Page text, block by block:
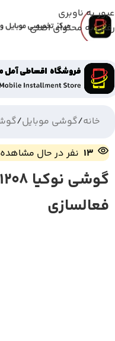
عبور به ناوبری
رفتن به محتوای اصلی
خانه گوشی موبایل
13 نفر در حال
فعالسازی